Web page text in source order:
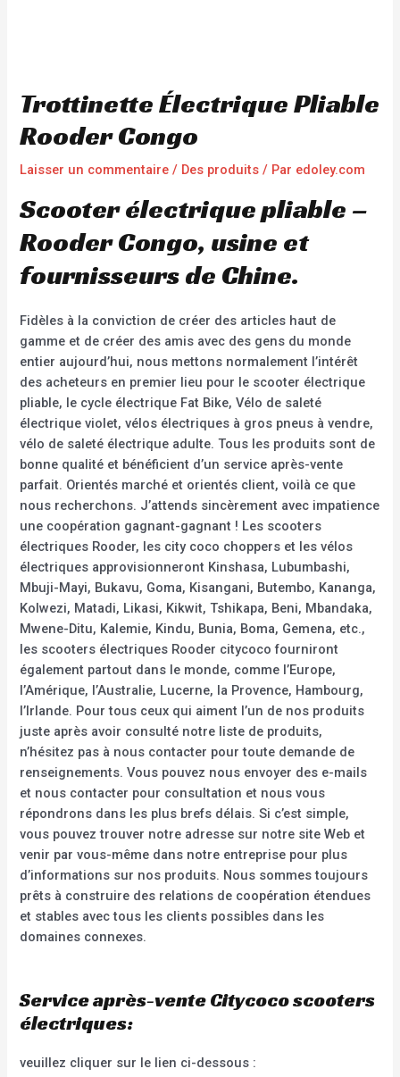
Trottinette Électrique Pliable
Rooder Congo
Laisser un commentaire / Des produits / Par edoley.com
Scooter électrique pliable –
Rooder Congo, usine et
fournisseurs de Chine.
Fidèles à la conviction de créer des articles haut de
gamme et de créer des amis avec des gens du monde
entier aujourd’hui, nous mettons normalement l’intérêt
des acheteurs en premier lieu pour le scooter électrique
pliable, le cycle électrique Fat Bike, Vélo de saleté
électrique violet, vélos électriques à gros pneus à vendre,
vélo de saleté électrique adulte. Tous les produits sont de
bonne qualité et bénéficient d’un service après-vente
parfait. Orientés marché et orientés client, voilà ce que
nous recherchons. J’attends sincèrement avec impatience
une coopération gagnant-gagnant ! Les scooters
électriques Rooder, les city coco choppers et les vélos
électriques approvisionneront Kinshasa, Lubumbashi,
Mbuji-Mayi, Bukavu, Goma, Kisangani, Butembo, Kananga,
Kolwezi, Matadi, Likasi, Kikwit, Tshikapa, Beni, Mbandaka,
Mwene-Ditu, Kalemie, Kindu, Bunia, Boma, Gemena, etc.,
les scooters électriques Rooder citycoco fourniront
également partout dans le monde, comme l’Europe,
l’Amérique, l’Australie, Lucerne, la Provence, Hambourg,
l’Irlande. Pour tous ceux qui aiment l’un de nos produits
juste après avoir consulté notre liste de produits,
n’hésitez pas à nous contacter pour toute demande de
renseignements. Vous pouvez nous envoyer des e-mails
et nous contacter pour consultation et nous vous
répondrons dans les plus brefs délais. Si c’est simple,
vous pouvez trouver notre adresse sur notre site Web et
venir par vous-même dans notre entreprise pour plus
d’informations sur nos produits. Nous sommes toujours
prêts à construire des relations de coopération étendues
et stables avec tous les clients possibles dans les
domaines connexes.
Service après-vente Citycoco scooters
électriques:
veuillez cliquer sur le lien ci-dessous :